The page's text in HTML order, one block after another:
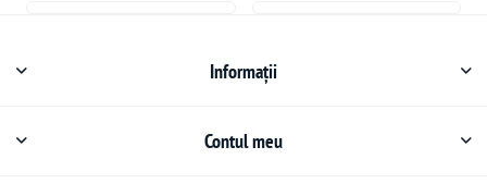
Informații
Contul meu